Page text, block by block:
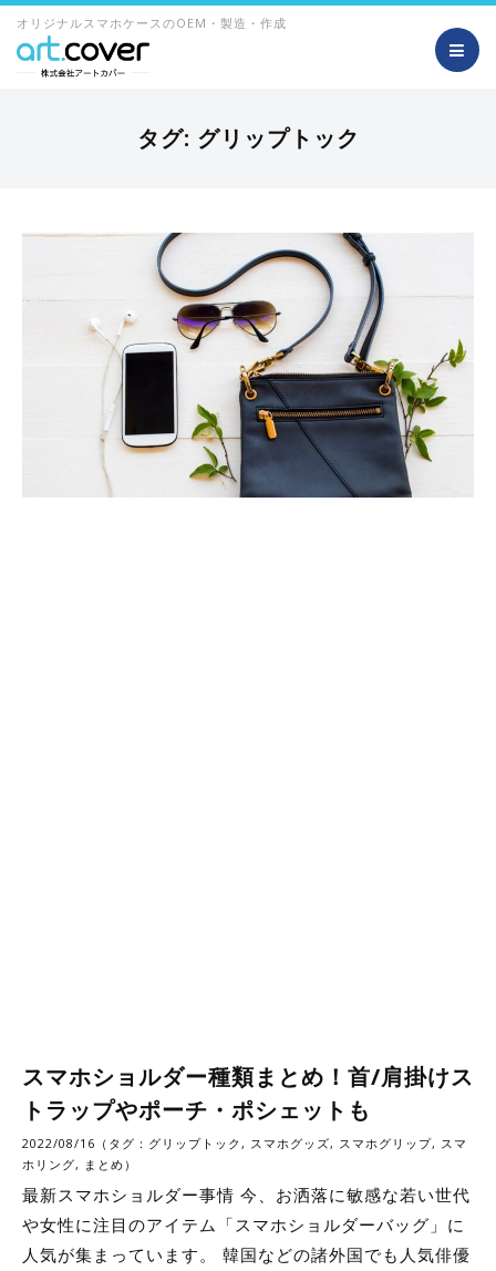
オリジナルスマホケースのOEM・製造・作成
タグ: グリップトック
スマホショルダー種類まとめ！首/肩掛けス
トラップやポーチ・ポシェットも
2022/08/16（タグ： グリップトック , スマホグッズ, スマホグリップ, スマ
ホリング, まとめ ）
最新スマホショルダー事情 今、お洒落に敏感な若い世代
や女性に注目のアイテム「スマホショルダーバッグ」に
人気が集まっています。 韓国などの諸外国でも人気俳優